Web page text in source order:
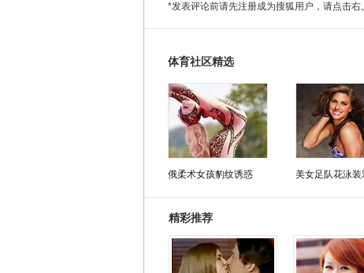
*发表评论前请先注册成为搜狐用户，请点击右
体育社区精选
俄柔术女孩豹纹诱惑 美女足队花泳装
精彩推荐